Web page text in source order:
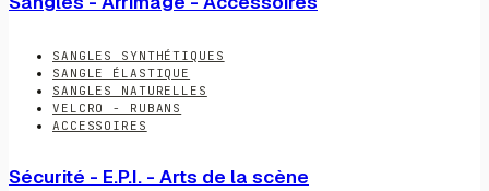
SANGLES SYNTHÉTIQUES
SANGLE ÉLASTIQUE
SANGLES NATURELLES
VELCRO - RUBANS
ACCESSOIRES
Sécurité - E.P.I. - Arts de la scène